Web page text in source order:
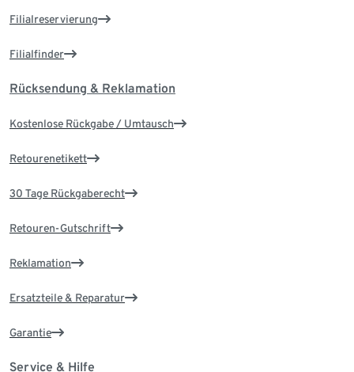
Filialreservierung
Filialfinder
Rücksendung & Reklamation
Kostenlose Rückgabe / Umtausch
Retourenetikett
30 Tage Rückgaberecht
Retouren-Gutschrift
Reklamation
Ersatzteile & Reparatur
Garantie
Service & Hilfe